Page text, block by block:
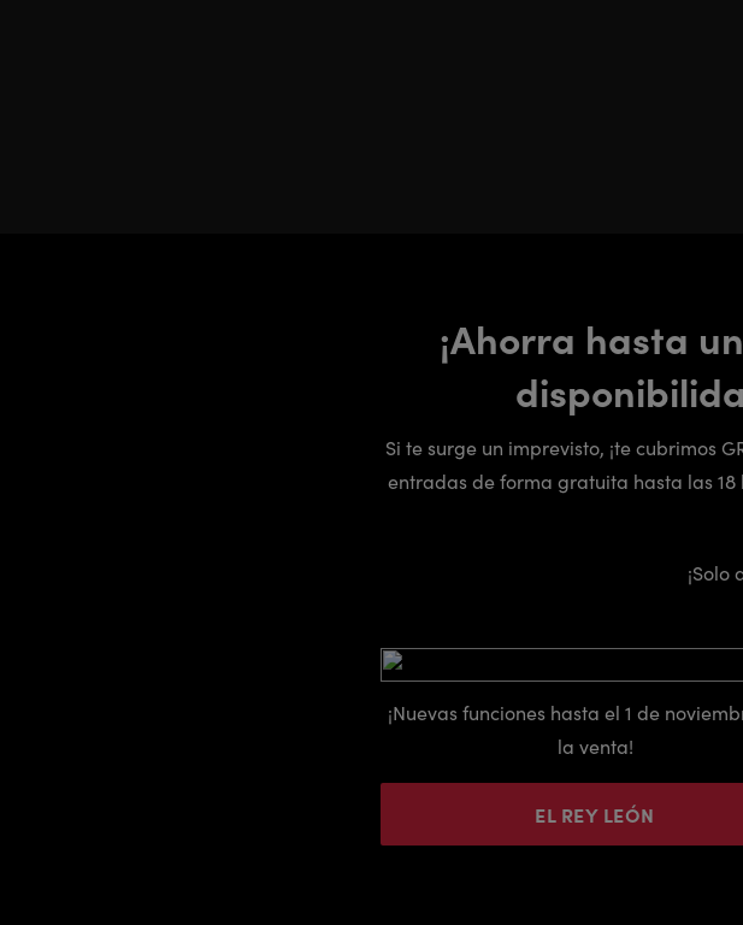
¡Ahorra hasta
Si te surge un imprevisto, ¡te cubrimos
entradas de forma gratuita hasta las
¡Solo
¡Nuevas funciones hasta el 1 de
la venta!
EL REY LEÓN